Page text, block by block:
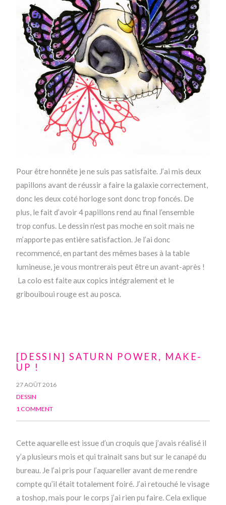
Pour être honnête je ne suis pas satisfaite. J’ai mis deux
papillons avant de réussir a faire la galaxie correctement,
donc les deux coté horloge sont donc trop foncés. De
plus, le fait d’avoir 4 papillons rend au final l’ensemble
trop confus. Le dessin n’est pas moche en soit mais ne
m’apporte pas entière satisfaction. Je l’ai donc
recommencé, en partant des mêmes bases à la table
lumineuse, je vous montrerais peut être un avant-après !
La colo est faite aux copics intégralement et le
gribouiboui rouge est au posca.
[DESSIN] SATURN POWER, MAKE-
UP !
27 AOÛT 2016
DESSIN
1 COMMENT
Cette aquarelle est issue d’un croquis que j’avais réalisé il
y’a plusieurs mois et qui trainait sans but sur le canapé du
bureau. Je l’ai pris pour l’aquareller avant de me rendre
compte qu’il était totalement foiré. J’ai retouché le visage
a toshop, mais pour le corps j’ai rien pu faire. Cela exlique